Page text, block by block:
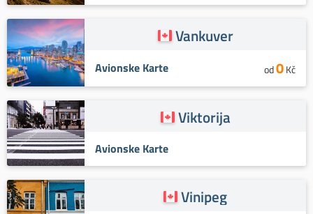
Vankuver
Avionske Karte od0Kč
Viktorija
Avionske Karte
Vinipeg